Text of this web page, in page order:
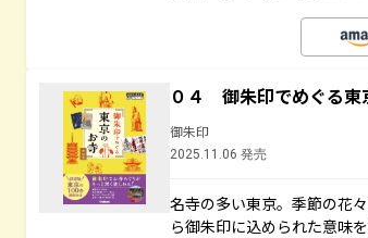
０４ 御朱印でめぐる
御朱印
2025.11.06 発売
名寺の多い東京。季節の花
ら御朱印に込められた意味を